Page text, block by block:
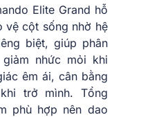
Elite Grand hỗ
vệ cột sống nhờ hệ
biệt, giúp phân
nhức mỏi khi
êm ái, cân bằng
trở mình. Tổng
phù hợp nên dao